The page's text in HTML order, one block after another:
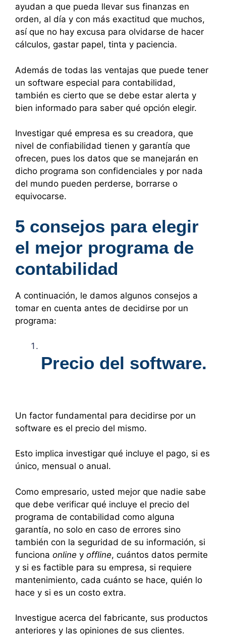
ayudan a que pueda llevar sus finanzas en
orden, al día y con más exactitud que muchos,
así que no hay excusa para olvidarse de hacer
cálculos, gastar papel, tinta y paciencia.
Además de todas las ventajas que puede tener
un software especial para contabilidad,
también es cierto que se debe estar alerta y
bien informado para saber qué opción elegir.
Investigar qué empresa es su creadora, que
nivel de confiabilidad tienen y garantía que
ofrecen, pues los datos que se manejarán en
dicho programa son confidenciales y por nada
del mundo pueden perderse, borrarse o
equivocarse.
5 consejos para elegir
el mejor programa de
contabilidad
A continuación, le damos algunos consejos a
tomar en cuenta antes de decidirse por un
programa:
Precio del software.
Un factor fundamental para decidirse por un
software es el precio del mismo.
Esto implica investigar qué incluye el pago, si es
único, mensual o anual.
Como empresario, usted mejor que nadie sabe
que debe verificar qué incluye el precio del
programa de contabilidad como alguna
garantía, no solo en caso de errores sino
también con la seguridad de su información, si
funciona online y offline, cuántos datos permite
y si es factible para su empresa, si requiere
mantenimiento, cada cuánto se hace, quién lo
hace y si es un costo extra.
Investigue acerca del fabricante, sus productos
anteriores y las opiniones de sus clientes.